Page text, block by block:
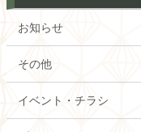
お知らせ
その他
イベント・チラシ